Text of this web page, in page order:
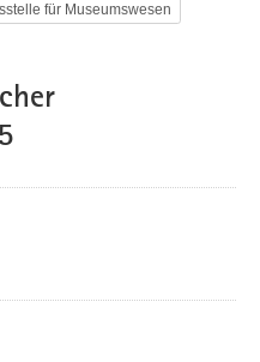
für Museumswesen